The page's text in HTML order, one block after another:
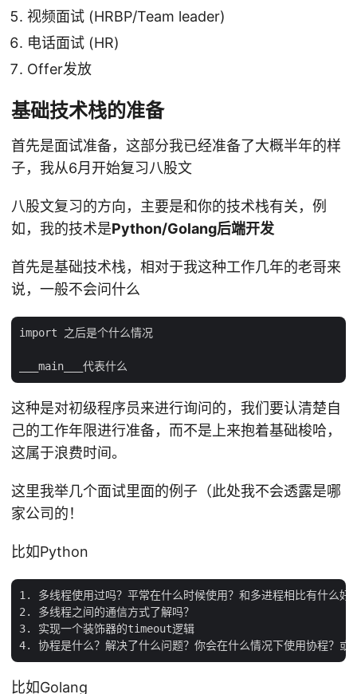
视频面试 (HRBP/Team leader)
电话面试 (HR)
Offer发放
基础技术栈的准备
首先是面试准备，这部分我已经准备了大概半年的样
子，我从6月开始复习八股文
八股文复习的方向，主要是和你的技术栈有关，例
如，我的技术是Python/Golang后端开发
首先是基础技术栈，相对于我这种工作几年的老哥来
说，一般不会问什么
import 之后是个什么情况
这种是对初级程序员来进行询问的，我们要认清楚自
己的工作年限进行准备，而不是上来抱着基础梭哈，
这属于浪费时间。
这里我举几个面试里面的例子（此处我不会透露是哪
家公司的！
比如Python
1. 多线程使用过吗？平常在什么时候使用？和多进程相比有什么好
2. 多线程之间的通信方式了解吗？
3. 实现一个装饰器的timeout逻辑
比如Golang